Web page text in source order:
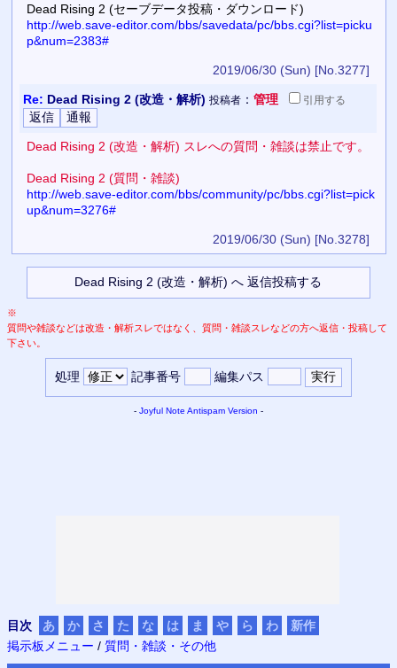
Dead Rising 2 (セーブデータ投稿・ダウンロード)
http://web.save-editor.com/bbs/savedata/pc/bbs.cgi?list=picku
p&num=2383#
2019/06/30 (Sun) [No.3277]
Re: Dead Rising 2 (改造・解析) 投稿者： 管理 引用する
Dead Rising 2 (改造・解析) スレへの質問・雑談は禁止です。
Dead Rising 2 (質問・雑談)
http://web.save-editor.com/bbs/community/pc/bbs.cgi?list=pick
up&num=3276#
2019/06/30 (Sun) [No.3278]
※
質問や雑談などは改造・解析スレではなく、質問・雑談スレなどの方へ返信・投稿して
下さい。
処理 記事番号 編集パス
- Joyful Note Antispam Version -
目次 あ か さ た な は ま や ら わ
新作
掲示板メニュー / 質問・雑談・その他